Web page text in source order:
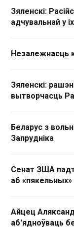
Зяленскі:
адчувальнай у
Незалежнасць
Зяленскі:
вытворчасць
Беларус з
Запрудніка
Сенат ЗША
аб
Айцец
аб'ядноўваць